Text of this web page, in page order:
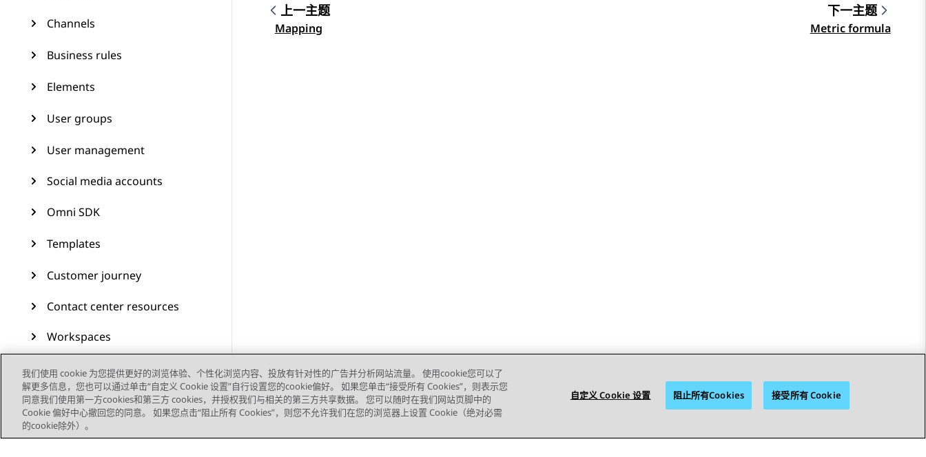
Channels
Business rules
Elements
User groups
User management
Social media accounts
Omni SDK
Templates
Customer journey
Contact center resources
Workspaces
Audit Trail
Feature configuration
Administering Avaya
Experience Platform (On-
Topic navigation
上一主题
Mapping
下一主题
Metric formula
我们使用 cookie 为您提供更好的浏览体验、个性化浏览内容、投放有针对性的广告并分析网站流量。 使用cookie您可以了
解更多信息，您也可以通过单击“自定义 Cookie 设置”自行设置您的cookie偏好。 如果您单击“接受所有 Cookies”，则表示您
同意我们使用第一方cookies和第三方 cookies，并授权我们与相关的第三方共享数据。 您可以随时在我们网站页脚中的
Cookie 偏好中心撤回您的同意。 如果您点击“阻止所有 Cookies”，则您不允许我们在您的浏览器上设置 Cookie（绝对必需
的cookie除外）。
自定义 Cookie 设置 阻止所有Cookies 接受所有 Cookie